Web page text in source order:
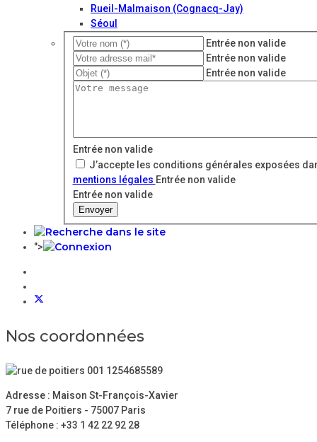
Rueil-Malmaison (Cognacq-Jay)
Séoul
Entrée non valide
Entrée non valide
Entrée non valide
Entrée non valide
J’accepte les conditions générales exposées
mentions légales Entrée non valide
Entrée non valide
Envoyer
">
Nos coordonnées
Adresse : Maison St-François-Xavier
7 rue de Poitiers - 75007 Paris
Téléphone : +33 1 42 22 92 28